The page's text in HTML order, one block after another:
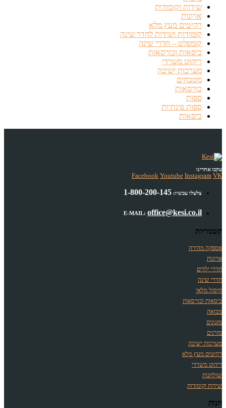
שידות וקומודות
ארונות
רהיטים מעץ מלא
קומודות ושידות לחדר שינה
קומפלט – חדרי שינה
כיסאות וכורסאות
ריהוט משרדי
מערכות ישיבה
מטבחים
כורסאות
ספות
ספות פינתיות
כיסאות
עקבו אחרינו
Facebook Youtube Instagram VK
צלצלו עכשיו: 1-800-200-145
E-MAIL: office@kesi.co.il
קטגוריות
אספקה מהירה
ארונות
חדרי ילדים
חדרי שינה
חיסול מלאי
כיסאות וכורסאות
מבואה
מזנונים
מזרנים
מערכות ישיבה
רהיטים מעץ מלא
ריהוט משרדי
שולחנות
שידות וקומודות
חנות